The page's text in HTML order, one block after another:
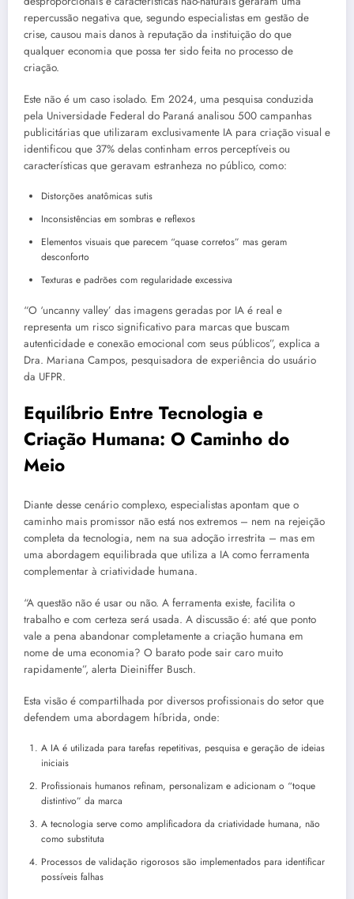
repercussão negativa que, segundo especialistas em gestão de
crise, causou mais danos à reputação da instituição do que
qualquer economia que possa ter sido feita no processo de
criação.
Este não é um caso isolado. Em 2024, uma pesquisa conduzida
pela Universidade Federal do Paraná analisou 500 campanhas
publicitárias que utilizaram exclusivamente IA para criação visual e
identificou que 37% delas continham erros perceptíveis ou
características que geravam estranheza no público, como:
Distorções anatômicas sutis
Inconsistências em sombras e reflexos
Elementos visuais que parecem “quase corretos” mas geram
desconforto
Texturas e padrões com regularidade excessiva
“O ‘uncanny valley’ das imagens geradas por IA é real e
representa um risco significativo para marcas que buscam
autenticidade e conexão emocional com seus públicos”, explica a
Dra. Mariana Campos, pesquisadora de experiência do usuário
da UFPR.
Equilíbrio Entre Tecnologia e
Criação Humana: O Caminho do
Meio
Diante desse cenário complexo, especialistas apontam que o
caminho mais promissor não está nos extremos – nem na rejeição
completa da tecnologia, nem na sua adoção irrestrita – mas em
uma abordagem equilibrada que utiliza a IA como ferramenta
complementar à criatividade humana.
“A questão não é usar ou não. A ferramenta existe, facilita o
trabalho e com certeza será usada. A discussão é: até que ponto
vale a pena abandonar completamente a criação humana em
nome de uma economia? O barato pode sair caro muito
rapidamente”, alerta Dieiniffer Busch.
Esta visão é compartilhada por diversos profissionais do setor que
defendem uma abordagem híbrida, onde:
A IA é utilizada para tarefas repetitivas, pesquisa e geração de ideias
iniciais
Profissionais humanos refinam, personalizam e adicionam o “toque
distintivo” da marca
A tecnologia serve como amplificadora da criatividade humana, não
como substituta
Processos de validação rigorosos são implementados para identificar
possíveis falhas